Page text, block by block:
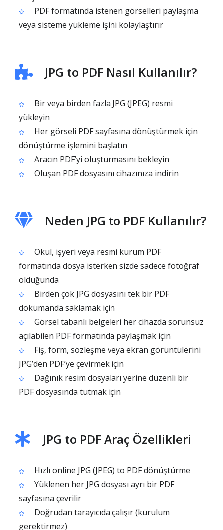
PDF formatında istenen görselleri paylaşma
veya sisteme yükleme işini kolaylaştırır
JPG to PDF Nasıl Kullanılır?
Bir veya birden fazla JPG (JPEG) resmi
yükleyin
Her görseli PDF sayfasına dönüştürmek için
dönüştürme işlemini başlatın
Aracın PDF’yi oluşturmasını bekleyin
Oluşan PDF dosyasını cihazınıza indirin
Neden JPG to PDF Kullanılır?
Okul, işyeri veya resmi kurum PDF
formatında dosya isterken sizde sadece fotoğraf
olduğunda
Birden çok JPG dosyasını tek bir PDF
dökümanda saklamak için
Görsel tabanlı belgeleri her cihazda sorunsuz
açılabilen PDF formatında paylaşmak için
Fiş, form, sözleşme veya ekran görüntülerini
JPG’den PDF’ye çevirmek için
Dağınık resim dosyaları yerine düzenli bir
PDF dosyasında tutmak için
JPG to PDF Araç Özellikleri
Hızlı online JPG (JPEG) to PDF dönüştürme
Yüklenen her JPG dosyası ayrı bir PDF
sayfasına çevrilir
Doğrudan tarayıcıda çalışır (kurulum
gerektirmez)